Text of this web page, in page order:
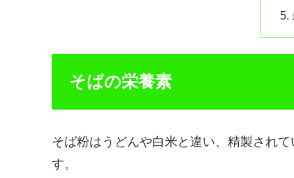
そばの栄養素
そば粉はうどんや白米と違い、精製され
す。